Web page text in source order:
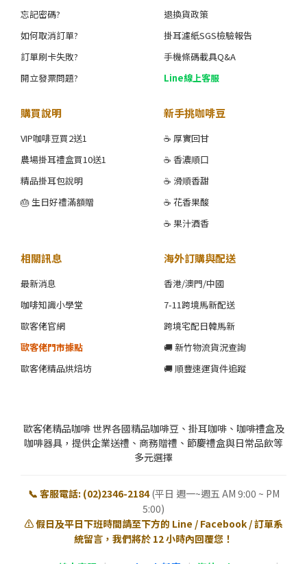
忘記密碼?
如何取消訂單?
訂單刷卡失敗?
開立發票問題?
退換貨政策
掛耳濾紙SGS檢驗報告
手機條碼載具Q&A
Line線上客服
購買說明
VIP咖啡豆買2送1
農場掛耳禮盒買10送1
精品掛耳包說明
🎂 生日好禮滿額贈
新手挑咖啡豆
☕ 厚實回甘
☕ 香濃順口
☕ 滑順香甜
☕ 花香果酸
☕ 果汁酒香
相關訊息
最新消息
咖啡知識小學堂
歐客佬官網
歐客佬門市據點
歐客佬精品烘焙坊
海外訂購與配送
香港/澳門/中國
7-11跨境馬新配送
跨境宅配日韓馬新
🚚 新竹物流貨況查詢
🚚 順豐速運貨件追蹤
歐客佬精品咖啡 世界各國精品咖啡豆、掛耳咖啡、咖啡禮盒及
咖啡器具，提供企業送禮、商務贈禮、節慶禮盒與日常品飲等
多元選擇
📞 客服電話: (02)2346-2184 (平日 週一~週五 AM 9:00 ~ PM
5:00)
⚠️ 假日及平日下班時間請至下方的 Line / Facebook / 訂單系
統留言，我們將於 12 小時內回覆您！